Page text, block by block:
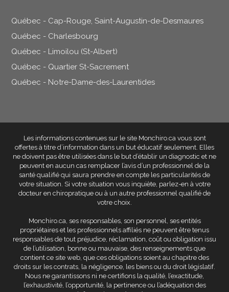
Québec - Cap-Rouge, Saint-Augustin-de-Desmaures
Québec - Charlesbourg
Québec - Limoilou (St-Albert)
Québec - Quartier St-Sacrement
Québec - Notre-Dame-des-Laurentides
Les informations contenues sur le site Monchiro.ca vous sont
offertes à titre d’information dans un but éducatif seulement. Elles
ne doivent pas être utilisées dans le but d’établir un diagnostic et ne
peuvent en aucun cas remplacer l’avis d’un professionnel de la
santé qualifié qui saura prendre en compte les particularités de
votre situation. Si votre situation vous inquiète, parlez-en à votre
docteur en chiropratique ou à un autre professionnel qualifié de
votre choix.
Monchiro.ca, ses responsables, son personnel, ses entités
propriétaires et les professionnels affiliés ne peuvent être tenus
responsables de tout préjudice, réclamation, coût ou obligation issu
de l’utilisation, bonne ou mauvaise, des renseignements que
contient ce site web, que ces obligations soient au chapitre des
droits sur les contrats, la négligence, les biens ou du droit législatif.
Nous ne garantissons ni ne certifions la qualité, l’exactitude,
l’exhaustivité, l’opportunité, la pertinence ou l’adéquation des